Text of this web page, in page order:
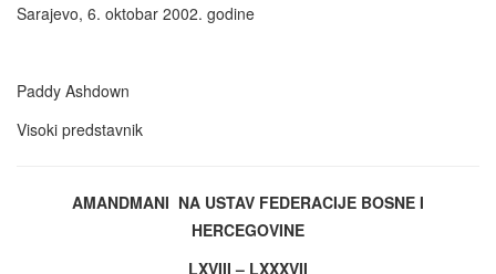
Sarajevo, 6. oktobar 2002. godine
Paddy Ashdown
Visoki predstavnik
AMANDMANI NA USTAV FEDERACIJE BOSNE I
HERCEGOVINE
LXVIII – LXXXVII